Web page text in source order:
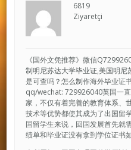
6819
Ziyaretçi
《国外文凭推荐》微信
制明尼苏达大学毕业证,美国明尼
是可查吗？怎么制作海外毕业证
qq/wechat: 729926040英国一
家，不仅有着完善的教育体系、
技术等优势都使其成为了出国留
国留学生来说，回国发展首先就
绩单和毕业证没有拿到学位证书